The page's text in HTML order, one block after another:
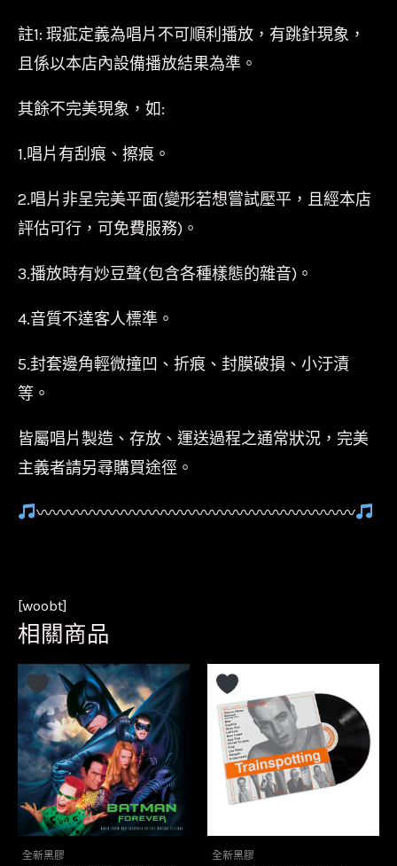
註1: 瑕疵定義為唱片不可順利播放，有跳針現象，
且係以本店內設備播放結果為準。
其餘不完美現象，如:
1.唱片有刮痕、擦痕。
2.唱片非呈完美平面(變形若想嘗試壓平，且經本店
評估可行，可免費服務)。
3.播放時有炒豆聲(包含各種樣態的雜音)。
4.音質不達客人標準。
5.封套邊角輕微撞凹、折痕、封膜破損、小汙漬
等。
皆屬唱片製造、存放、運送過程之通常狀況，完美
主義者請另尋購買途徑。
〰〰〰〰〰〰〰〰〰〰〰〰〰〰〰〰〰〰〰〰
[woobt]
相關商品
全新黑膠 全新黑膠